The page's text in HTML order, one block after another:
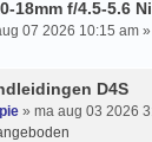
18mm f/4.5-5.6
07 2026 10:15 am
D4S
» ma aug 03 2026